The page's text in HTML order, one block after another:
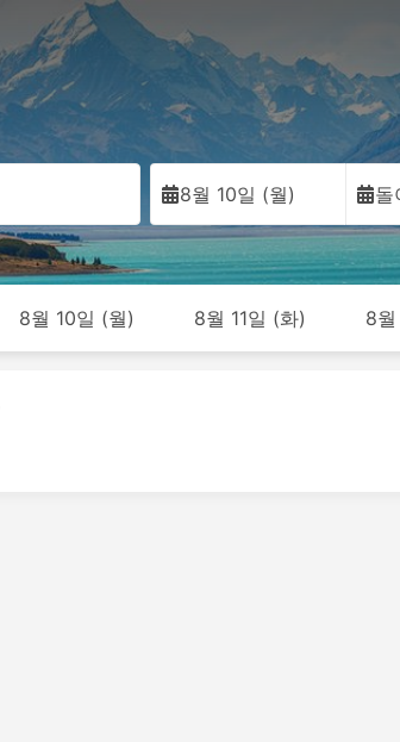
8월 10일 (월) 돌
8월 10일 (월) 8월 11일 (화) 8